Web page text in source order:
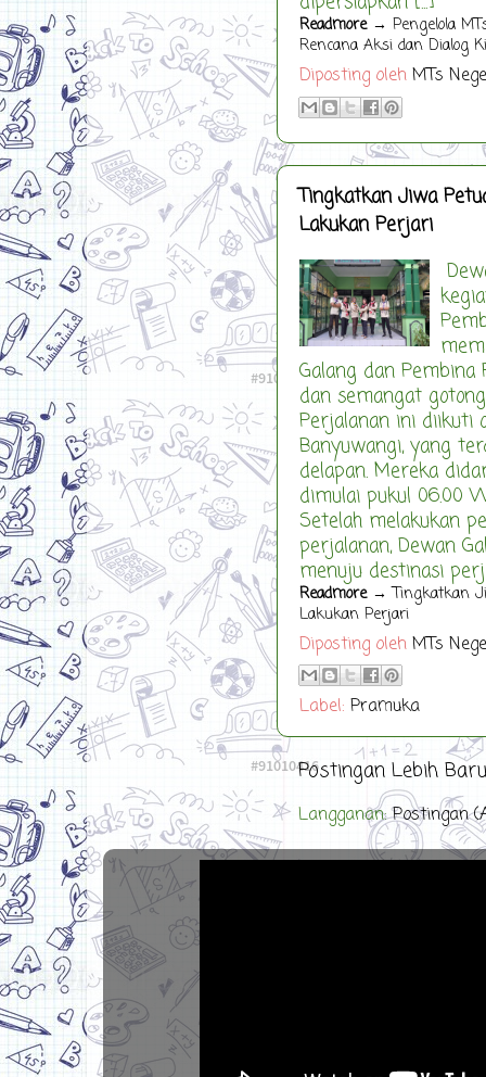
Readmore→ Pengelola
Rencana Aksi dan Dialog
Diposting oleh MTs
Tingkatkan Jiwa
Lakukan Perjari
Galang dan
dan semangat
Perjalanan ini diikuti
Banyuwangi, yang
delapan. Mereka
dimulai pukul 06.00
Setelah melakukan
perjalanan, Dewan
menuju destinasi
Readmore→ Tingkatkan
Lakukan Perjari
Diposting oleh MTs
Label: Pramuka
Postingan Lebih Baru
Langganan:Postingan